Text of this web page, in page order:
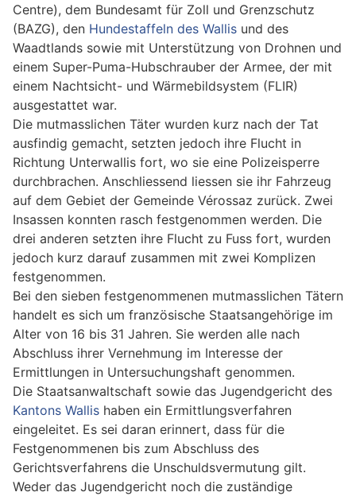
Centre), dem Bundesamt für Zoll und Grenzschutz
(BAZG), den Hundestaffeln des Wallis und des
Waadtlands sowie mit Unterstützung von Drohnen und
einem Super-Puma-Hubschrauber der Armee, der mit
einem Nachtsicht- und Wärmebildsystem (FLIR)
ausgestattet war.
Die mutmasslichen Täter wurden kurz nach der Tat
ausfindig gemacht, setzten jedoch ihre Flucht in
Richtung Unterwallis fort, wo sie eine Polizeisperre
durchbrachen. Anschliessend liessen sie ihr Fahrzeug
auf dem Gebiet der Gemeinde Vérossaz zurück. Zwei
Insassen konnten rasch festgenommen werden. Die
drei anderen setzten ihre Flucht zu Fuss fort, wurden
jedoch kurz darauf zusammen mit zwei Komplizen
festgenommen.
Bei den sieben festgenommenen mutmasslichen Tätern
handelt es sich um französische Staatsangehörige im
Alter von 16 bis 31 Jahren. Sie werden alle nach
Abschluss ihrer Vernehmung im Interesse der
Ermittlungen in Untersuchungshaft genommen.
Die Staatsanwaltschaft sowie das Jugendgericht des
Kantons Wallis haben ein Ermittlungsverfahren
eingeleitet. Es sei daran erinnert, dass für die
Festgenommenen bis zum Abschluss des
Gerichtsverfahrens die Unschuldsvermutung gilt.
Weder das Jugendgericht noch die zuständige